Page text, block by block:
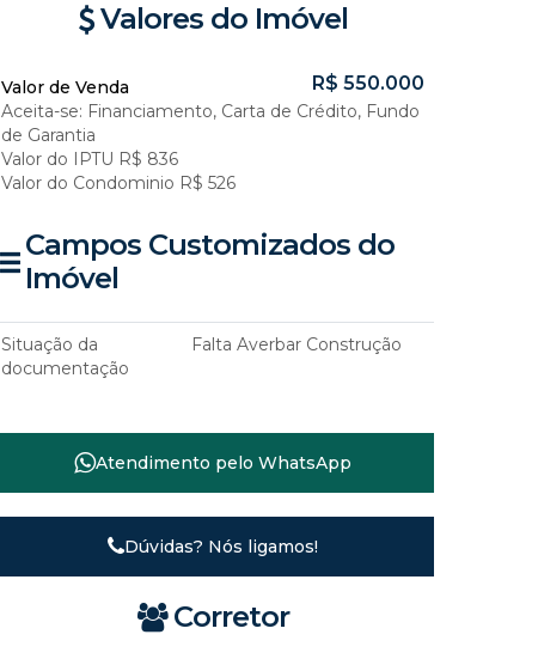
Valores do Imóvel
R$ 550.000
Valor de Venda
Aceita-se: Financiamento, Carta de Crédito, Fundo
de Garantia
Valor do IPTU R$ 836
Valor do Condominio R$ 526
Campos Customizados do
Imóvel
Situação da
documentação
Falta Averbar Construção
Atendimento pelo WhatsApp
Dúvidas? Nós ligamos!
Corretor